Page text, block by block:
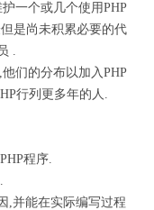
一个或几个使用PHP
是尚未积累必要的代
.
们的分布以加入PHP
行列更多年的人.
程序.
并能在实际编写过程